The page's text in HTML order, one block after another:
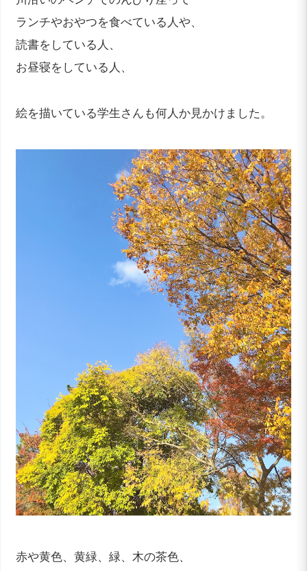
ランチやおやつを食べている人や、
読書をしている人、
お昼寝をしている人、
絵を描いている学生さんも何人か見かけました。
赤や黄色、黄緑、緑、木の茶色、